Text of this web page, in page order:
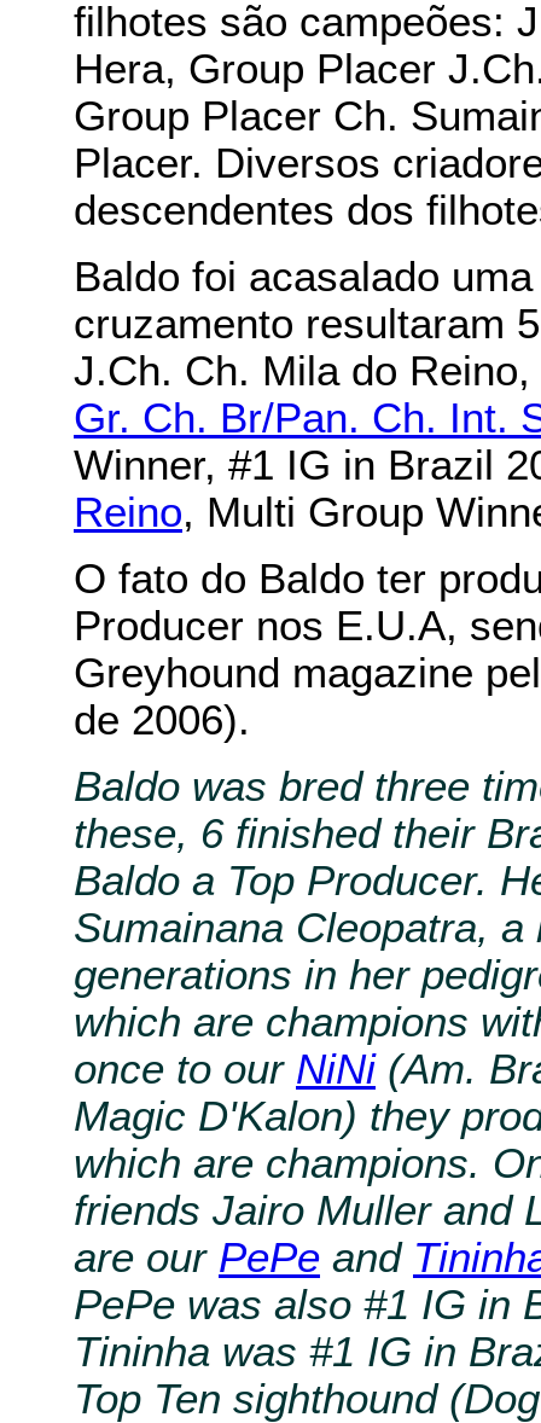
filhotes são campeões:
Hera, Group Placer
Group Placer Ch.
Placer. Diversos
descendentes dos
Baldo foi acasalado
cruzamento resultaram
J.Ch. Ch. Mila do
Gr. Ch. Br/Pan. Ch. Int.
Winner, #1 IG in Brazil
Reino, Multi Group
O fato do Baldo ter
Producer nos E.U.A,
Greyhound magazine
de 2006).
Baldo was bred three
these, 6 finished their
Baldo a Top Producer.
Sumainana Cleopatra,
generations in her
which are champions
once to our NiNi(Am.
Magic D'Kalon) they
which are champions.
friends Jairo Muller and
are our PePe and
PePe was also #1 IG in
Tininha was #1 IG in
Top Ten sighthound